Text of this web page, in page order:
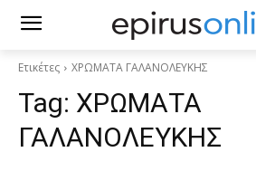
Ετικέτες ΧΡΩΜΑΤΑ ΓΑΛΑΝΟΛΕΥΚΗΣ
Tag: ΧΡΩΜΑΤΑ
ΓΑΛΑΝΟΛΕΥΚΗΣ